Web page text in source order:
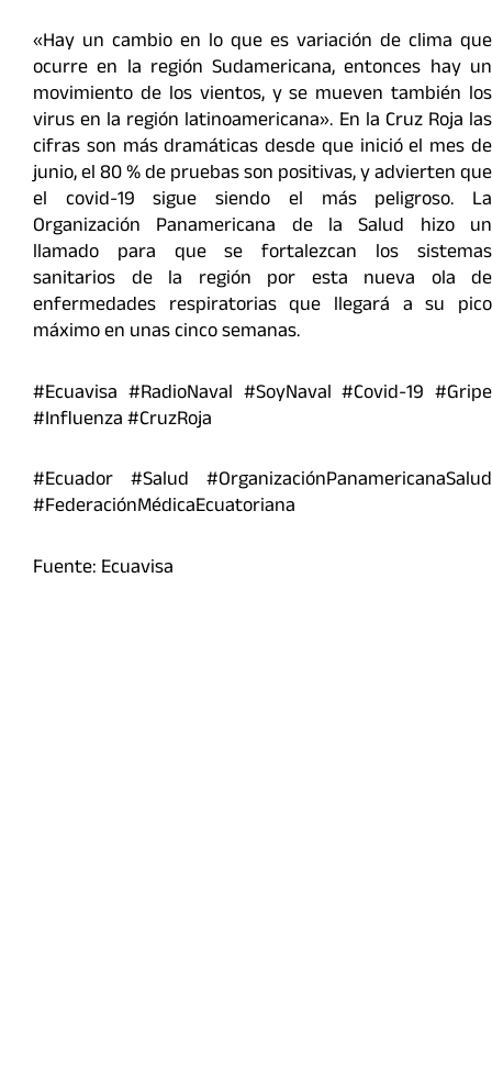
«Hay un cambio en lo que es variación de clima que
ocurre en la región Sudamericana, entonces hay un
movimiento de los vientos, y se mueven también los
virus en la región latinoamericana». En la Cruz Roja las
cifras son más dramáticas desde que inició el mes de
junio, el 80 % de pruebas son positivas, y advierten que
el covid-19 sigue siendo el más peligroso. La
Organización Panamericana de la Salud hizo un
llamado para que se fortalezcan los sistemas
sanitarios de la región por esta nueva ola de
enfermedades respiratorias que llegará a su pico
máximo en unas cinco semanas.
#Ecuavisa #RadioNaval #SoyNaval #Covid-19 #Gripe
#Influenza #CruzRoja
#Ecuador #Salud #OrganizaciónPanamericanaSalud
#FederaciónMédicaEcuatoriana
Fuente: Ecuavisa